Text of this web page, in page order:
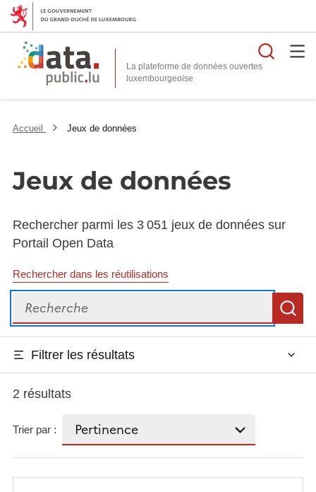
La plateforme de données ouvertes
Accueil Jeux de données
Jeux de données
Rechercher parmi les 3 051 jeux de données sur
Portail Open Data
Rechercher dans les réutilisations
Recherche
Filtrer les résultats
2 résultats
Trier par :